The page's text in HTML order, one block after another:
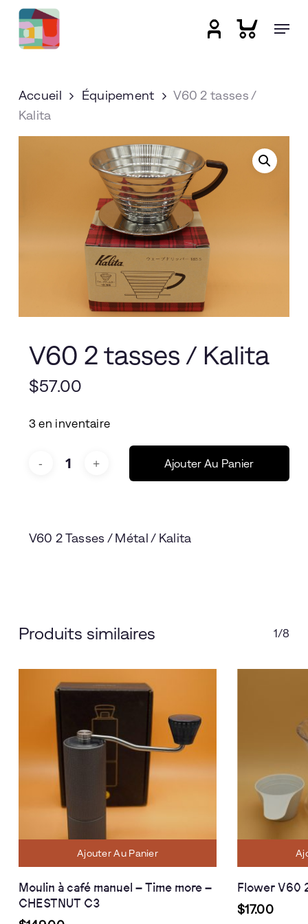
Skip
main
account Menu
Accueil Équipement
V60 2 tasses /
Kalita
V60 2 tasses / Kalita
$57.00
3 en inventaire
Ajouter Au Panier
V60 2 Tasses / Métal / Kalita
Produits similaires 1/8
Ajouter Au Panier
Moulin à café manuel – Time more –
CHESTNUT C3
Flower V60
$17.00